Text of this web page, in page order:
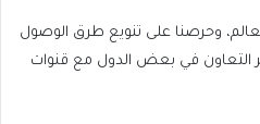
للبث حول العالم، وحرصنا على تنويع طرق الوصول
التعاون في بعض الدول مع قنوات